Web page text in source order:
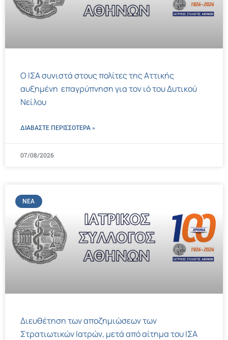
Ο ΙΣΑ συνιστά στους πολίτες της Αττικής
αυξημένη επαγρύπνηση για τον ιό του Δυτικού
Νείλου
ΔΙΑΒΑΣΤΕ ΠΕΡΙΣΣΌΤΕΡΑ »
07/08/2026
ΝΈΑ
Διευθέτηση των αποζημιώσεων των
Στρατιωτικών Ιατρών, μετά από αίτημα του ΙΣΑ